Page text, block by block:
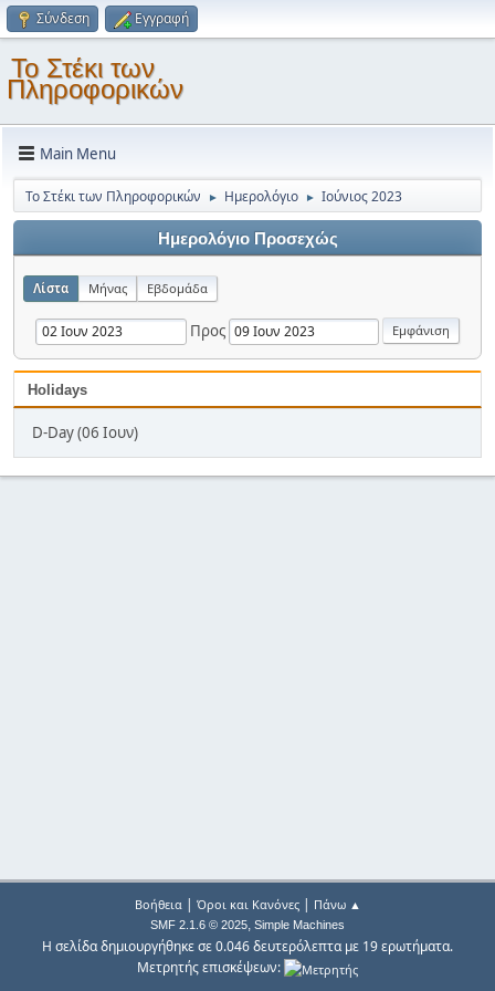
Σύνδεση Εγγραφή
Το Στέκι των
Πληροφορικών
Main Menu
Το Στέκι των Πληροφορικών ► Ημερολόγιο ► Ιούνιος 2023
Ημερολόγιο Προσεχώς
Λίστα Μήνας Εβδομάδα
Προς
Holidays
D-Day (06 Ιουν)
Βοήθεια| Όροι και Κανόνες| Πάνω ▲
SMF 2.1.6 © 2025, Simple Machines
Η σελίδα δημιουργήθηκε σε 0.046 δευτερόλεπτα με 19 ερωτήματα.
Μετρητής επισκέψεων: